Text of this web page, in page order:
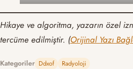
Hikaye ve algoritma, yazarın özel
tercüme edilmiştir. (Orijinal Yazı
Kategoriler Ddxof Radyoloji